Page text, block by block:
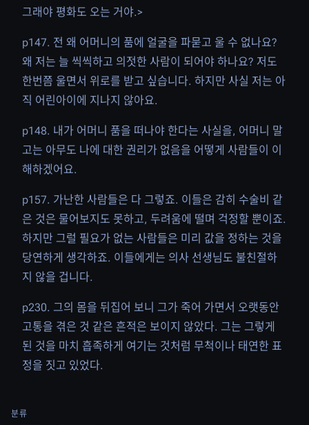
그래야 평화도 오는 거야.>
p147. 전 왜 어머니의 품에 얼굴을 파묻고 울 수 없나요?
왜 저는 늘 씩씩하고 의젓한 사람이 되어야 하나요? 저도
한번쯤 울면서 위로를 받고 싶습니다. 하지만 사실 저는 아
직 어린아이에 지나지 않아요.
p148. 내가 어머니 품을 떠나야 한다는 사실을, 어머니 말
고는 아무도 나에 대한 권리가 없음을 어떻게 사람들이 이
해하겠어요.
p157. 가난한 사람들은 다 그렇죠. 이들은 감히 수술비 같
은 것은 물어보지도 못하고, 두려움에 떨며 걱정할 뿐이죠.
하지만 그럴 필요가 없는 사람들은 미리 값을 정하는 것을
당연하게 생각하죠. 이들에게는 의사 선생님도 불친절하
지 않을 겁니다.
p230. 그의 몸을 뒤집어 보니 그가 죽어 가면서 오랫동안
고통을 겪은 것 같은 흔적은 보이지 않았다. 그는 그렇게
된 것을 마치 흡족하게 여기는 것처럼 무척이나 태연한 표
정을 짓고 있었다.
분류